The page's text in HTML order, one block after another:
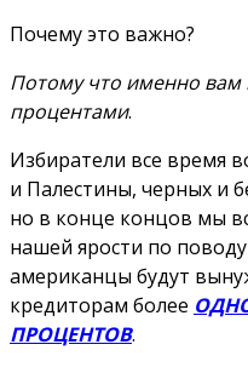
Почему это важно?
Потому что именно вам
процентами.
Избиратели все время
и Палестины, черных и
но в конце концов мы
нашей ярости по
американцы будут
кредиторам более
ПРОЦЕНТОВ.